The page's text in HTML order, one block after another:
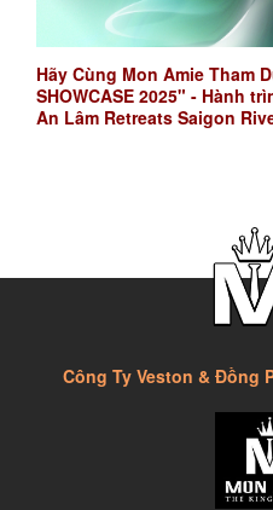
Hãy Cùng Mon Amie Tham
SHOWCASE 2025" - Hành
An Lâm Retreats Saigon
Công Ty Veston & Đồng